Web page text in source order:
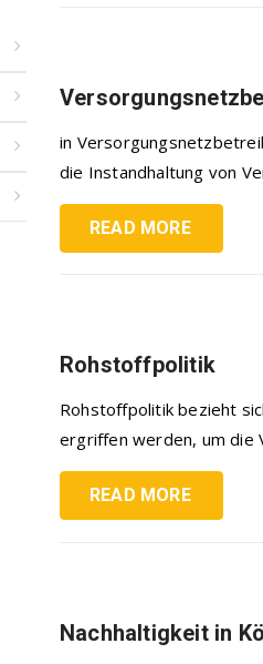
in
die Instandhaltung von
READ MORE
Rohstoffpolitik
Rohstoffpolitik bezieht
ergriffen werden, um die
READ MORE
Nachhaltigkeit in